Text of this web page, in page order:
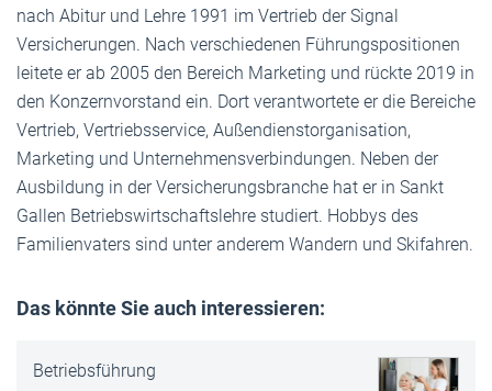
nach Abitur und Lehre 1991 im Vertrieb der Signal
Versicherungen. Nach verschiedenen Führungspositionen
leitete er ab 2005 den Bereich Marketing und rückte 2019 in
den Konzernvorstand ein. Dort verantwortete er die Bereiche
Vertrieb, Vertriebsservice, Außendienstorganisation,
Marketing und Unternehmensverbindungen. Neben der
Ausbildung in der Versicherungsbranche hat er in Sankt
Gallen Betriebswirtschaftslehre studiert. Hobbys des
Familienvaters sind unter anderem Wandern und Skifahren.
Das könnte Sie auch interessieren:
Betriebsführung